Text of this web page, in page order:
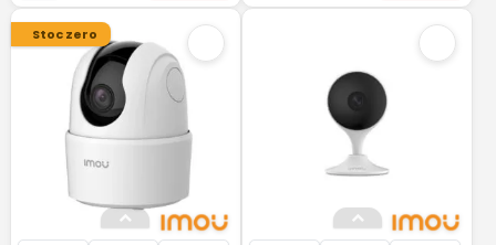
Stoc zero